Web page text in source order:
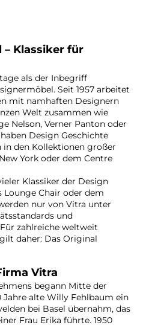
Klassiker für
als der Inbegriff
Seit 1957 arbeitet
mit namhaften Designern
Welt zusammen wie
Nelson, Verner Panton oder
Design Geschichte
in den Kollektionen großer
York oder dem Centre
Klassiker der Design
Lounge Chair oder dem
nur von Vitra unter
und
zahlreiche weltweit
daher: Das Original
Vitra
begann Mitte der
Jahre alte Willy Fehlbaum ein
bei Basel übernahm, das
Frau Erika führte. 1950